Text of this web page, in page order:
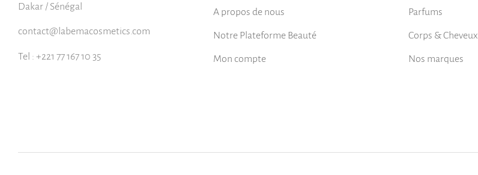
Dakar / Sénégal
contact@labemacosmetics.com
Tel : +221 77 167 10 35
A propos de nous
Notre Plateforme Beauté
Mon compte
Parfums
Corps & Cheveux
Nos marques